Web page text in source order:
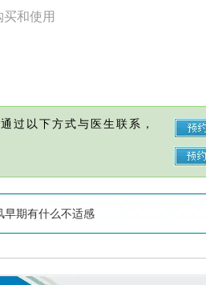
和使用
过以下方式与医生联系，
早期有什么不适感